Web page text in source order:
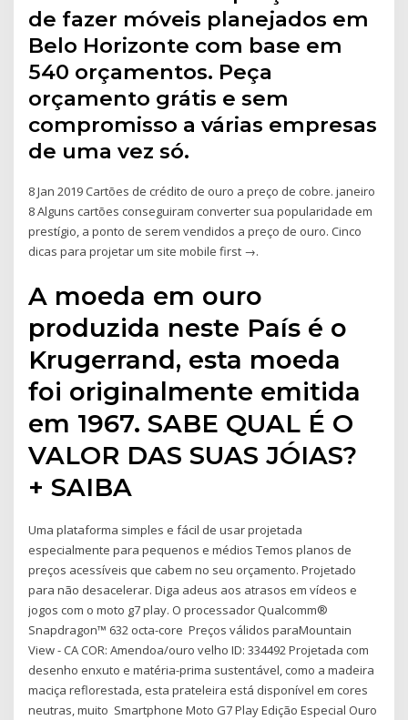
de fazer móveis planejados em
Belo Horizonte com base em
540 orçamentos. Peça
orçamento grátis e sem
compromisso a várias empresas
de uma vez só.
8 Jan 2019 Cartões de crédito de ouro a preço de cobre. janeiro
8 Alguns cartões conseguiram converter sua popularidade em
prestígio, a ponto de serem vendidos a preço de ouro. Cinco
dicas para projetar um site mobile first →.
A moeda em ouro
produzida neste País é o
Krugerrand, esta moeda
foi originalmente emitida
em 1967. SABE QUAL É O
VALOR DAS SUAS JÓIAS?
+ SAIBA
Uma plataforma simples e fácil de usar projetada
especialmente para pequenos e médios Temos planos de
preços acessíveis que cabem no seu orçamento. Projetado
para não desacelerar. Diga adeus aos atrasos em vídeos e
jogos com o moto g7 play. O processador Qualcomm®
Snapdragon™ 632 octa-core Preços válidos paraMountain
View - CA COR: Amendoa/ouro velho ID: 334492 Projetada com
desenho enxuto e matéria-prima sustentável, como a madeira
maciça reflorestada, esta prateleira está disponível em cores
neutras, muito Smartphone Moto G7 Play Edição Especial Ouro